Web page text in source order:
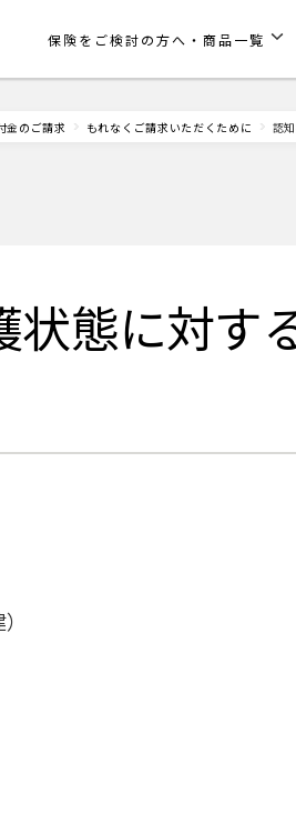
保険をご検討の方へ・商品一覧
金のご請求 もれなくご請求いただくために 認
態に対す